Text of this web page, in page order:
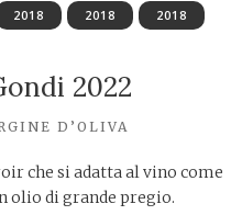
2018 2018 2018
2022
D’OLIVA
che si adatta al vino come
olio di grande pregio.